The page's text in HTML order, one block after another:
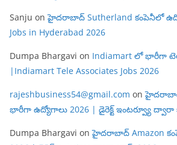
Sanju onహైదరాబాద్ Sutherland కంపెనీలో
Jobs in Hyderabad 2026
Dumpa Bhargavi on Indiamart లో భారీగా
|Indiamart Tele Associates Jobs 2026
rajeshbusiness54@gmail.com onహైదరాబాద్
భారీగా ఉద్యోగాలు 2026 | డైరెక్ట్ ఇంటర్వ్యూ ద్వారా
Dumpa Bhargavi onహైదరాబాద్ Amazon